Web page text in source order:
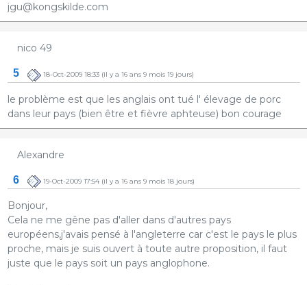
jgu@kongskilde.com
nico 49
5 18-Oct-2009 18:33(il y a 16 ans 9 mois 19 jours)
le problème est que les anglais ont tué l' élevage de porc
dans leur pays (bien être et fièvre aphteuse) bon courage
Alexandre
6 19-Oct-2009 17:54(il y a 16 ans 9 mois 18 jours)
Bonjour,
Cela ne me gêne pas d'aller dans d'autres pays
européens,j'avais pensé à l'angleterre car c'est le pays le plus
proche, mais je suis ouvert à toute autre proposition, il faut
juste que le pays soit un pays anglophone.